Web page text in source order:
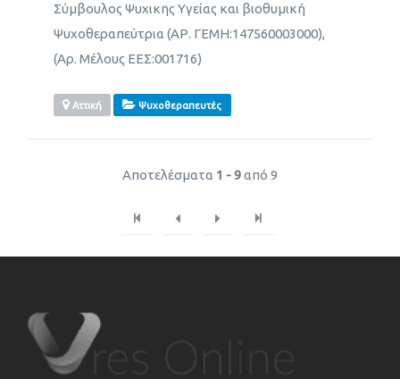
Σύμβουλος Ψυχικης Υγείας και βιοθυμική
Ψυχοθεραπεύτρια (ΑΡ. ΓΕΜΗ:147560003000),
(Αρ. Μέλους ΕΕΣ:001716)
Αττική Ψυχοθεραπευτές
Αποτελέσματα 1 - 9από 9